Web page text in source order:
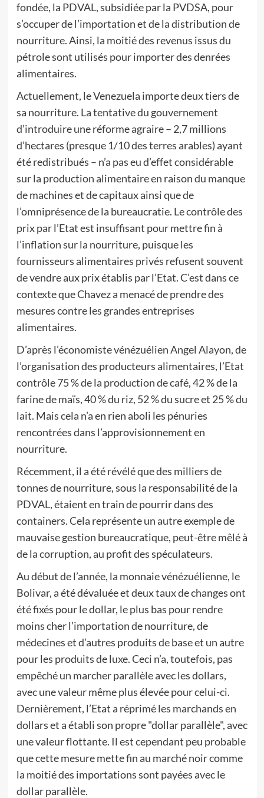
fondée, la PDVAL, subsidiée par la PVDSA, pour
s’occuper de l’importation et de la distribution de
nourriture. Ainsi, la moitié des revenus issus du
pétrole sont utilisés pour importer des denrées
alimentaires.
Actuellement, le Venezuela importe deux tiers de
sa nourriture. La tentative du gouvernement
d’introduire une réforme agraire – 2,7 millions
d’hectares (presque 1/10 des terres arables) ayant
été redistribués – n’a pas eu d’effet considérable
sur la production alimentaire en raison du manque
de machines et de capitaux ainsi que de
l’omniprésence de la bureaucratie. Le contrôle des
prix par l’Etat est insuffisant pour mettre fin à
l’inflation sur la nourriture, puisque les
fournisseurs alimentaires privés refusent souvent
de vendre aux prix établis par l’Etat. C’est dans ce
contexte que Chavez a menacé de prendre des
mesures contre les grandes entreprises
alimentaires.
D’après l’économiste vénézuélien Angel Alayon, de
l’organisation des producteurs alimentaires, l’Etat
contrôle 75 % de la production de café, 42 % de la
farine de maïs, 40 % du riz, 52 % du sucre et 25 % du
lait. Mais cela n’a en rien aboli les pénuries
rencontrées dans l’approvisionnement en
nourriture.
Récemment, il a été révélé que des milliers de
tonnes de nourriture, sous la responsabilité de la
PDVAL, étaient en train de pourrir dans des
containers. Cela représente un autre exemple de
mauvaise gestion bureaucratique, peut-être mêlé à
de la corruption, au profit des spéculateurs.
Au début de l’année, la monnaie vénézuélienne, le
Bolivar, a été dévaluée et deux taux de changes ont
été fixés pour le dollar, le plus bas pour rendre
moins cher l’importation de nourriture, de
médecines et d’autres produits de base et un autre
pour les produits de luxe. Ceci n’a, toutefois, pas
empêché un marcher parallèle avec les dollars,
avec une valeur même plus élevée pour celui-ci.
Dernièrement, l’Etat a réprimé les marchands en
dollars et a établi son propre "dollar parallèle", avec
une valeur flottante. Il est cependant peu probable
que cette mesure mette fin au marché noir comme
la moitié des importations sont payées avec le
dollar parallèle.